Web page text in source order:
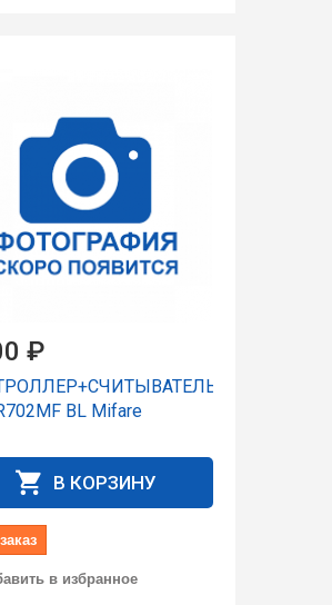
₽
BL Mifare
В КОРЗИНУ
в избранное